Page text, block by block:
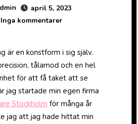
april 5, 2023
Inga kommentarer
tålamod och en hel
för att få taket att se
jag startade min egen firma
Stockholm för många år
jag att jag hade hittat min